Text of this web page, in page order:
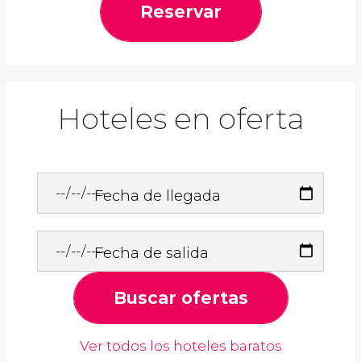
Reservar
Hoteles en oferta
Fecha de llegada
Fecha de salida
Buscar ofertas
Ver todos los hoteles baratos